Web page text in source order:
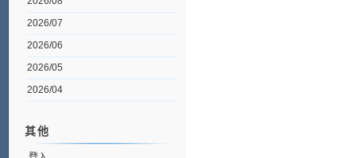
2026/07
2026/06
2026/05
2026/04
其他